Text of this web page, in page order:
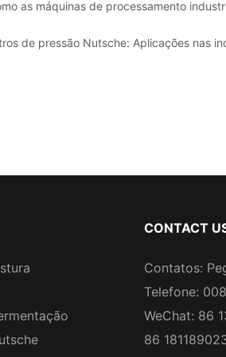
uma comparação.
as máquinas de processamento
de pressão Nutsche: Aplicações nas
CONTACT
Contatos:
Telefone:
WeChat: 86
86